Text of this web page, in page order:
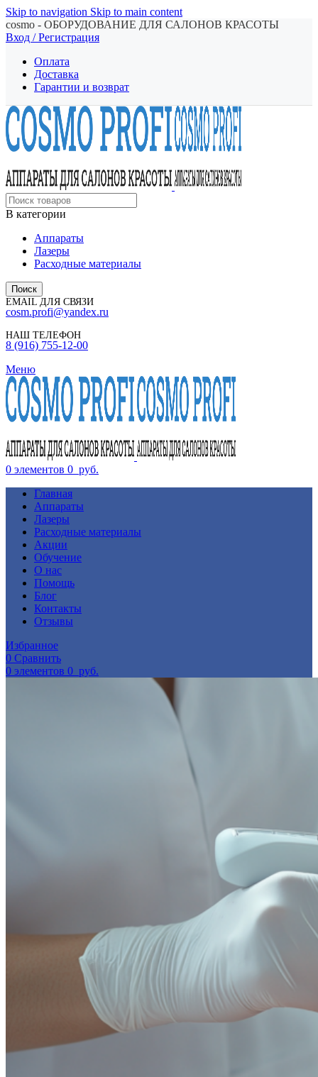
Skip to navigation Skip to main content
cosmo - ОБОРУДОВАНИЕ ДЛЯ САЛОНОВ КРАСОТЫ
Вход / Регистрация
Оплата
Доставка
Гарантии и возврат
В категории
Аппараты
Лазеры
Расходные материалы
Поиск
EMAIL ДЛЯ СВЯЗИ
cosm.profi@yandex.ru
НАШ ТЕЛЕФОН
8 (916) 755-12-00
Меню
0 элементов 0 руб.
Главная
Аппараты
Лазеры
Расходные материалы
Акции
Обучение
О нас
Помощь
Блог
Контакты
Отзывы
Избранное
0 Сравнить
0 элементов 0 руб.